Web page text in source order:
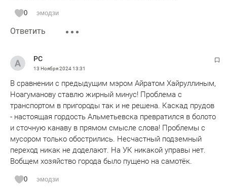
0 эмодзи
Ответить
РС
13 Ноября 202413:31
В сравнении с предыдущим мэром Айратом Хайруллиным,
Ноагуманову ставлю жирный минус! Проблема с
транспортом в пригороды так и не решена. Каскад прудов
- настоящая гордость Альметьевска превратился в болото
и сточную канаву в прямом смысле слова! Проблемы с
мусором только обострились. Несчастный подземный
переход никак не доделают. На УК никакой управы нет.
Вобщем хозяйство города было пущено на самотёк.
0 эмодзи